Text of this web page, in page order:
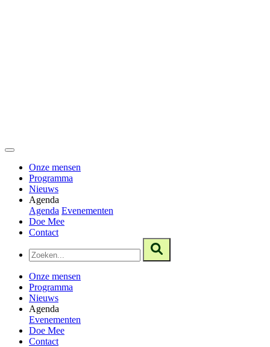
Onze mensen
Programma
Nieuws
Agenda
Agenda Evenementen
Doe Mee
Contact
Onze mensen
Programma
Nieuws
Agenda
Evenementen
Doe Mee
Contact